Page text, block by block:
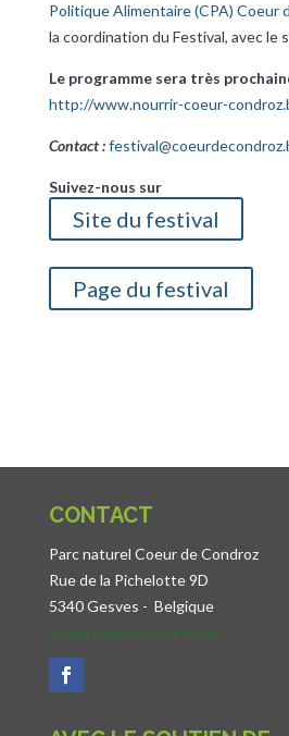
Politique Alimentaire (CPA) Coeur
la coordination du Festival, avec le
Le programme sera très
http://www.nourrir-coeur-
Contact :
Suivez-nous sur
Site du festival
Page du festival
CONTACT
Parc naturel Coeur de Condroz
Rue de la Pichelotte 9D
5340 Gesves - Belgique
cpa@coeurdecondroz.be